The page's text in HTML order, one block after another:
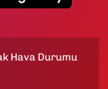
Hava Durumu